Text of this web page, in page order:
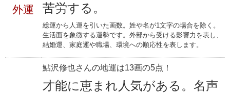
外運
苦労する。
総運から人運を引いた画数。姓や名が1文字の場合を除く。
生活面を象徴する運勢です。外部から受ける影響力を表し、
結婚運、家庭運や職場、環境への順応性を表します。
鮎沢修也さんの地運は13画の5点！
才能に恵まれ人気がある。名声